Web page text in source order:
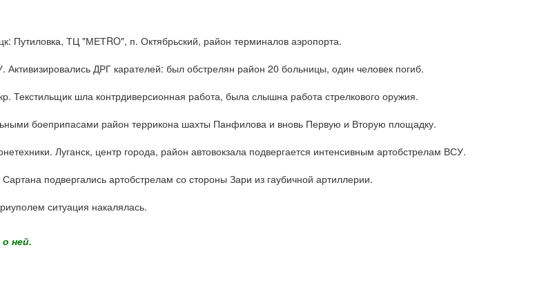
Путиловка, ТЦ "МЕТRO", п. Октябрьский, район терминалов аэропорта.
ДРГ карателей: был обстрелян район 20 больницы, один человек погиб.
Текстильщик шла контрдиверсионная работа, была слышна работа стрелкового оружия.
боеприпасами район террикона шахты Панфилова и вновь Первую и Вторую площадку.
Луганск, центр города, район автовокзала подвергается интенсивным артобстрелам ВСУ.
подвергались артобстрелам со стороны Зари из гаубичной артиллерии.
ситуация накалялась.
ней.